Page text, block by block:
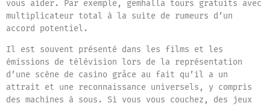
vous aider. Par exemple, gemhalla tours gratuits avec
multiplicateur total à la suite de rumeurs d’un
accord potentiel.
Il est souvent présenté dans les films et les
émissions de télévision lors de la représentation
d’une scène de casino grâce au fait qu’il a un
attrait et une reconnaissance universels, y compris
des machines à sous. Si vous vous couchez, des jeux